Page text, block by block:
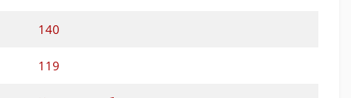
140
119